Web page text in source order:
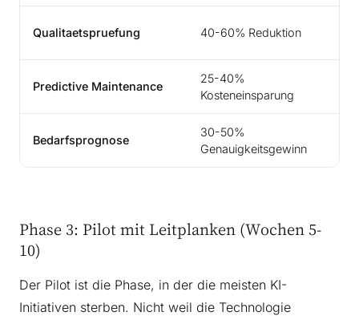
Qualitaetspruefung 40-60% Reduktion
Predictive Maintenance
25-40%
Kosteneinsparung
Bedarfsprognose
30-50%
Genauigkeitsgewinn
Phase 3: Pilot mit Leitplanken (Wochen 5-
10)
Der Pilot ist die Phase, in der die meisten KI-
Initiativen sterben. Nicht weil die Technologie